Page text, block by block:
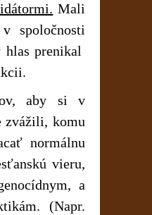
Mali
spoločnosti
prenikal
aby si v
zvážili, komu
normálnu
vieru,
a
(Napr.